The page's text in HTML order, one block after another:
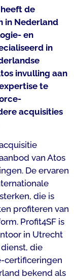
de
in Nederland
en
in
invulling aan
te
acquisities
van Atos
De ervaren
die is
profiteren van
Profit4SF is
in Utrecht
die
certificeringen
bekend als